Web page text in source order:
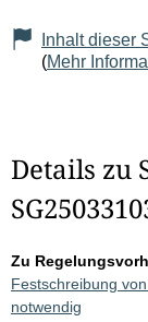
Inhalt dieser
(Mehr
Details zu
Zu
Festschreibung
notwendig